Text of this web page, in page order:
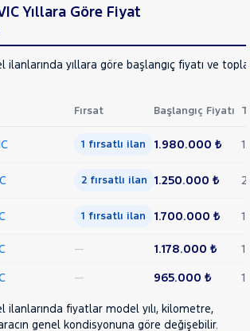
Yıllara Göre Fiyat
ilanlarında yıllara göre başlangıç fiyatı ve
Fırsat Başlangıç Fiyatı
1 fırsatlı ilan 1.980.000 ₺ 1
2 fırsatlı ilan 1.250.000 ₺ 2
1 fırsatlı ilan 1.700.000 ₺ 1
— 1.178.000 ₺
1
— 965.000 ₺ 1
ilanlarında fiyatlar model yılı, kilometre,
genel kondisyonuna göre değişebilir.